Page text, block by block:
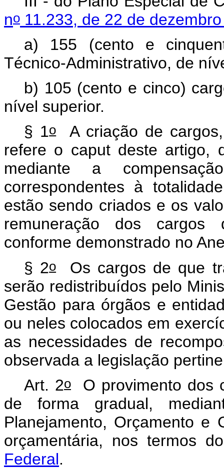
no 11.233, de 22 de
a) 155 (cento e
Técnico-Administrativo, de
b) 105 (cento e cinco)
nível superior.
§ 1oA criação de cargos,
refere o caputdeste artigo,
mediante a
correspondentes à
estão sendo criados e os
remuneração dos cargos
conforme demonstrado no
§ 2o
Os cargos de que
serão redistribuídos pelo
Gestão para órgãos e
ou neles colocados em
as necessidades de
observada a legislação
Art. 2o O provimento dos
de forma gradual,
Planejamento, Orçamento e
orçamentária, nos termos
Federal.